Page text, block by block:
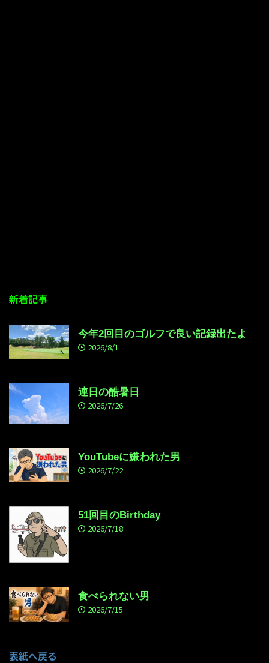
新着記事
今年2回目のゴルフで良い記録出たよ
2026/8/1
連日の酷暑日
2026/7/26
YouTubeに嫌われた男
2026/7/22
51回目のBirthday
2026/7/18
食べられない男
2026/7/15
表紙へ戻る